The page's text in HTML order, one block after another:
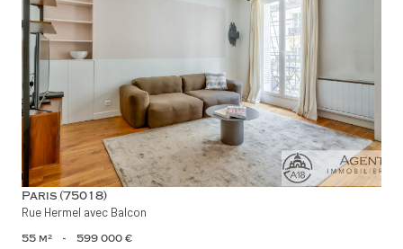
Paris (75018)
Rue Hermel avec Balcon
55 m² - 599 000 €